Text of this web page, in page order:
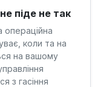
піде не так
операційна
коли та на
на вашому
з гасіння